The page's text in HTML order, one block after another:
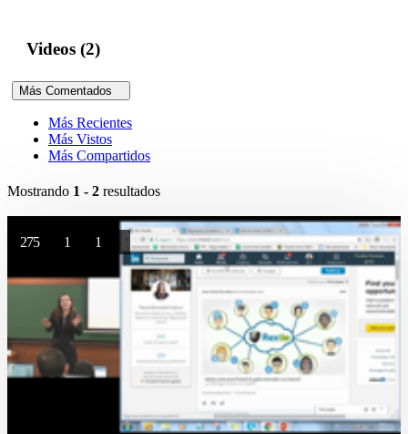
Videos (2)
Más Comentados
Más Recientes
Más Vistos
Más Compartidos
Mostrando 1 - 2 resultados
275 1 1